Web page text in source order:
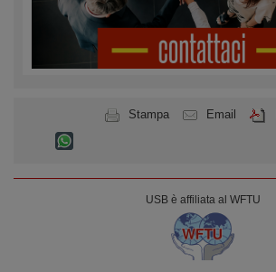
Stampa Email
USB è affiliata al WFTU